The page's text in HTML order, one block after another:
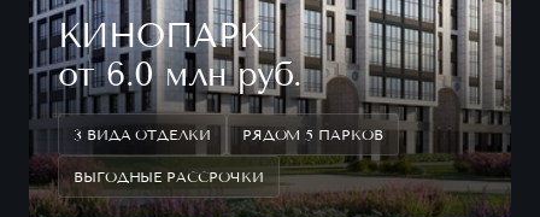
КИНОПАРК
от 6.0 млн руб.
3 ВИДА ОТДЕЛКИ РЯДОМ 5 ПАРКОВ
ВЫГОДНЫЕ РАССРОЧКИ